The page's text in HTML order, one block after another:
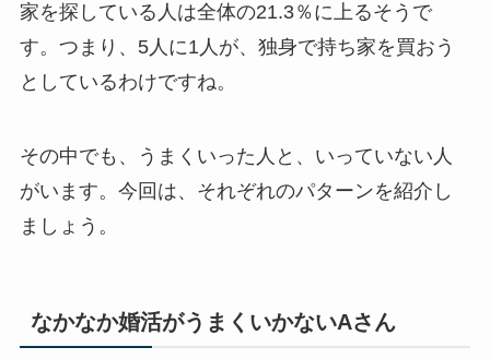
家を探している人は全体の21.3％に上るそうで
す。つまり、5人に1人が、独身で持ち家を買おう
としているわけですね。
その中でも、うまくいった人と、いっていない人
がいます。今回は、それぞれのパターンを紹介し
ましょう。
なかなか婚活がうまくいかないAさん